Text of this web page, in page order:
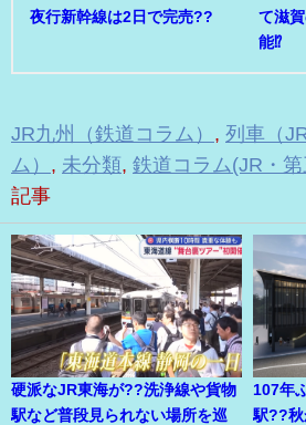
夜行新幹線は2日で完売??
て滋
能⁉
JR九州（鉄道コラム） , 列車（
ム） , 未分類, 鉄道コラム(JR・第
記事
硬派なJR東海が??洗浄線や貨物
駅など普段見られない場所を巡
107年
駅??秋